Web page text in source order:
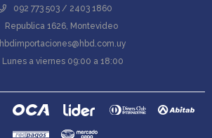
092 773 503 / 2403 1860
Republica 1626, Montevideo
hbdimportaciones@hbd.com.uy
Lunes a viernes 09:00 a 18:00